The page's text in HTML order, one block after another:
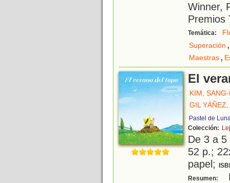
Winner,
Premios
Temática:
Superación ,
Maestras,
El
KIM,
GIL YÁÑEZ,
Pastel de
Colección:
De 3 a
52 p.;
papel;
Resumen: